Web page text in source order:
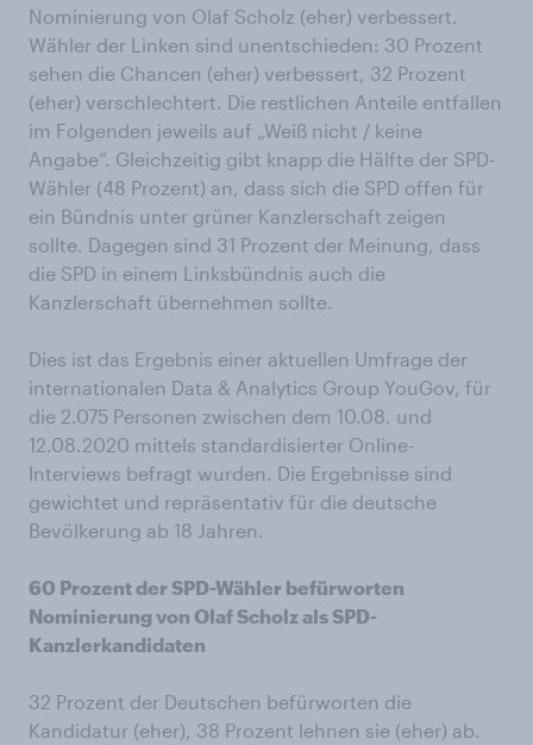
Nominierung von Olaf Scholz (eher) verbessert.
Wähler der Linken sind unentschieden: 30 Prozent
sehen die Chancen (eher) verbessert, 32 Prozent
(eher) verschlechtert. Die restlichen Anteile entfallen
im Folgenden jeweils auf „Weiß nicht / keine
Angabe“. Gleichzeitig gibt knapp die Hälfte der SPD-
Wähler (48 Prozent) an, dass sich die SPD offen für
ein Bündnis unter grüner Kanzlerschaft zeigen
sollte. Dagegen sind 31 Prozent der Meinung, dass
die SPD in einem Linksbündnis auch die
Kanzlerschaft übernehmen sollte.
Dies ist das Ergebnis einer aktuellen Umfrage der
internationalen Data & Analytics Group YouGov, für
die 2.075 Personen zwischen dem 10.08. und
12.08.2020 mittels standardisierter Online-
Interviews befragt wurden. Die Ergebnisse sind
gewichtet und repräsentativ für die deutsche
Bevölkerung ab 18 Jahren.
60 Prozent der SPD-Wähler befürworten
Nominierung von Olaf Scholz als SPD-
Kanzlerkandidaten
32 Prozent der Deutschen befürworten die
Kandidatur (eher), 38 Prozent lehnen sie (eher) ab.